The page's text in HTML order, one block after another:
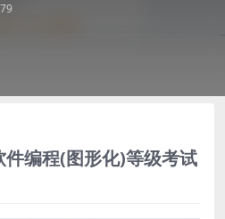
79
编程(图形化)等级考试